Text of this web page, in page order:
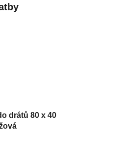
drátů 80 x 40